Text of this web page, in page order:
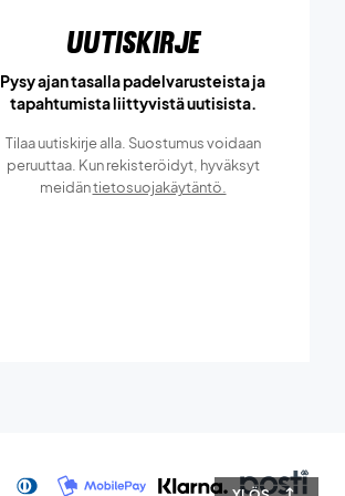
Uutiskirje
Pysy ajan tasalla padelvarusteista ja
tapahtumista liittyvistä uutisista.
Tilaa uutiskirje alla. Suostumus voidaan
peruuttaa. Kun rekisteröidyt, hyväksyt
meidäntietosuojakäytäntö.